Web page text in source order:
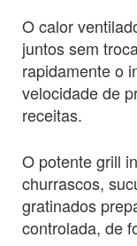
O calor
juntos sem
rapidamente o
velocidade de
receitas.
O potente grill
churrascos,
gratinados
controlada, de